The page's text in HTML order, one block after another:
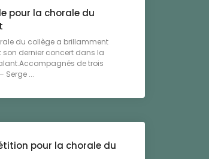
pour la chorale du
du collège a brillamment
son dernier concert dans la
de trois
Serge ...
pour la chorale du